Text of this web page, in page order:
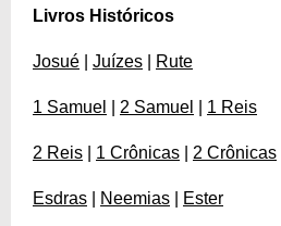
Livros Históricos
Josué Juízes Rute
1 Samuel 2 Samuel 1 Reis
2 Reis 1 Crônicas 2 Crônicas
Esdras Neemias Ester